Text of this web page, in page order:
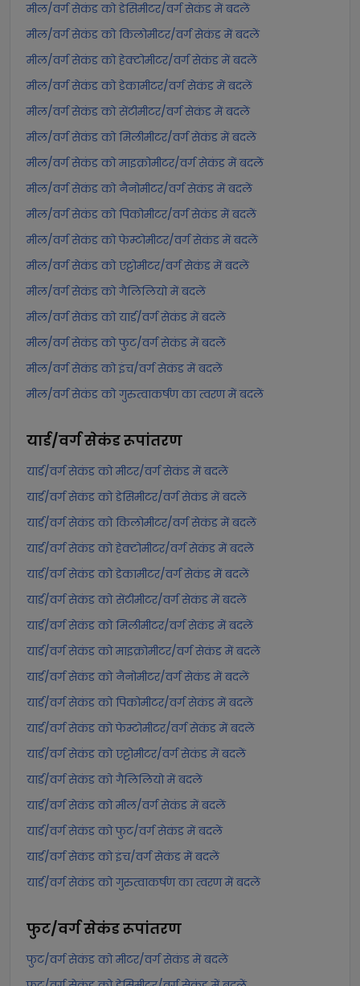
मील/वर्ग सेकंड को डेसिमीटर/वर्ग सेकंड में बदलें
मील/वर्ग सेकंड को किलोमीटर/वर्ग सेकंड में बदलें
मील/वर्ग सेकंड को हेक्टोमीटर/वर्ग सेकंड में बदलें
मील/वर्ग सेकंड को डेकामीटर/वर्ग सेकंड में बदलें
मील/वर्ग सेकंड को सेंटीमीटर/वर्ग सेकंड में बदलें
मील/वर्ग सेकंड को मिलीमीटर/वर्ग सेकंड में बदलें
मील/वर्ग सेकंड को माइक्रोमीटर/वर्ग सेकंड में बदलें
मील/वर्ग सेकंड को नैनोमीटर/वर्ग सेकंड में बदलें
मील/वर्ग सेकंड को पिकोमीटर/वर्ग सेकंड में बदलें
मील/वर्ग सेकंड को फेम्टोमीटर/वर्ग सेकंड में बदलें
मील/वर्ग सेकंड को एट्टोमीटर/वर्ग सेकंड में बदलें
मील/वर्ग सेकंड को गैलिलियो में बदलें
मील/वर्ग सेकंड को यार्ड/वर्ग सेकंड में बदलें
मील/वर्ग सेकंड को फुट/वर्ग सेकंड में बदलें
मील/वर्ग सेकंड को इंच/वर्ग सेकंड में बदलें
मील/वर्ग सेकंड को गुरुत्वाकर्षण का त्वरण में बदलें
यार्ड/वर्ग सेकंडरूपांतरण
यार्ड/वर्ग सेकंड को मीटर/वर्ग सेकंड में बदलें
यार्ड/वर्ग सेकंड को डेसिमीटर/वर्ग सेकंड में बदलें
यार्ड/वर्ग सेकंड को किलोमीटर/वर्ग सेकंड में बदलें
यार्ड/वर्ग सेकंड को हेक्टोमीटर/वर्ग सेकंड में बदलें
यार्ड/वर्ग सेकंड को डेकामीटर/वर्ग सेकंड में बदलें
यार्ड/वर्ग सेकंड को सेंटीमीटर/वर्ग सेकंड में बदलें
यार्ड/वर्ग सेकंड को मिलीमीटर/वर्ग सेकंड में बदलें
यार्ड/वर्ग सेकंड को माइक्रोमीटर/वर्ग सेकंड में बदलें
यार्ड/वर्ग सेकंड को नैनोमीटर/वर्ग सेकंड में बदलें
यार्ड/वर्ग सेकंड को पिकोमीटर/वर्ग सेकंड में बदलें
यार्ड/वर्ग सेकंड को फेम्टोमीटर/वर्ग सेकंड में बदलें
यार्ड/वर्ग सेकंड को एट्टोमीटर/वर्ग सेकंड में बदलें
यार्ड/वर्ग सेकंड को गैलिलियो में बदलें
यार्ड/वर्ग सेकंड को मील/वर्ग सेकंड में बदलें
यार्ड/वर्ग सेकंड को फुट/वर्ग सेकंड में बदलें
यार्ड/वर्ग सेकंड को इंच/वर्ग सेकंड में बदलें
यार्ड/वर्ग सेकंड को गुरुत्वाकर्षण का त्वरण में बदलें
फुट/वर्ग सेकंडरूपांतरण
फुट/वर्ग सेकंड को मीटर/वर्ग सेकंड में बदलें